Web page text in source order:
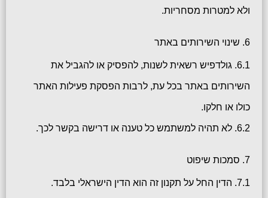
ולא למטרות מסחריות.
6. שינוי השירותים באתר
6.1. גולדפיש רשאית לשנות, להפסיק או להגביל את
השירותים באתר בכל עת, לרבות הפסקת פעילות האתר
כולו או חלקו.
6.2. לא תהיה למשתמש כל טענה או דרישה בקשר לכך.
7. סמכות שיפוט
7.1. הדין החל על תקנון זה הוא הדין הישראלי בלבד.